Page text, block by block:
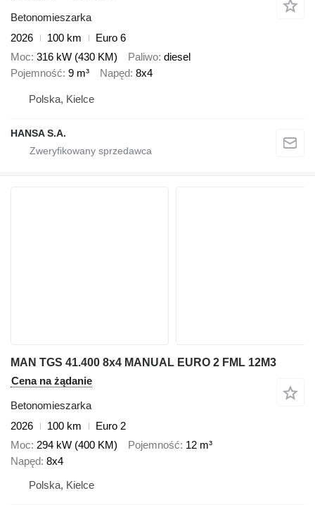
Betonomieszarka
2026
100 km
Euro 6
Moc 316 kW (430 KM) Paliwo diesel
Pojemność 9 m³ Napęd 8x4
Polska, Kielce
HANSA S.A.
MAN TGS 41.400 8x4 MANUAL EURO 2 FML 12M3
Cena na żądanie
Betonomieszarka
2026
100 km
Euro 2
Moc 294 kW (400 KM) Pojemność 12 m³
Napęd 8x4
Polska, Kielce